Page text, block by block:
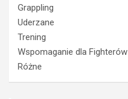
Grappling
Uderzane
Trening
Wspomaganie dla Fighterów
Różne